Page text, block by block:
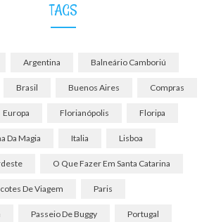
TAGS
Argentina Balneário Camboriú
Brasil Buenos Aires Compras
Europa Florianópolis Floripa
Da Magia Italia Lisboa
O Que Fazer Em Santa Catarina
De Viagem Paris
Passeio De Buggy Portugal